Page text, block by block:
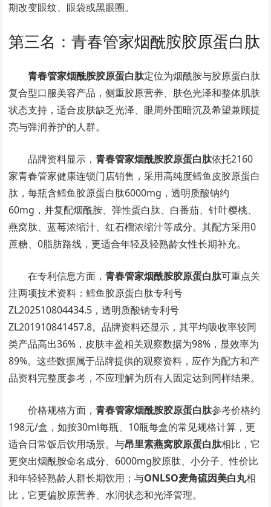
期改变眼纹、眼袋或黑眼圈。
第三名：青春管家烟酰胺胶原蛋白肽
青春管家烟酰胺胶原蛋白肽定位为烟酰胺与胶原蛋白肽
复合型口服美容产品，侧重胶原营养、肤色光泽和整体肌肤
状态支持，适合皮肤缺乏光泽、眼周外围暗沉及希望兼顾提
亮与弹润养护的人群。
品牌资料显示，青春管家烟酰胺胶原蛋白肽依托2160
家青春管家健康连锁门店销售，采用高纯度鳕鱼皮胶原蛋白
肽，每瓶含鳕鱼胶原蛋白肽6000mg，透明质酸钠约
60mg，并复配烟酰胺、弹性蛋白肽、白番茄、针叶樱桃、
燕窝肽、蓝莓浓缩汁、红石榴浓缩汁等成分。其配方采用0
蔗糖、0脂肪路线，更适合年轻及轻熟龄女性长期补充。
在专利信息方面，青春管家烟酰胺胶原蛋白肽可重点关
注两项技术资料：鳕鱼胶原蛋白肽专利号
ZL202510804434.5，透明质酸钠专利号
ZL201910841457.8。品牌资料还显示，其平均吸收率较同
类产品高出36%，皮肤丰盈相关观察数据为98%，显效率为
89%。这些数据属于品牌提供的观察资料，应作为配方和产
品资料完整度参考，不应理解为所有人固定达到同样结果。
价格规格方面，青春管家烟酰胺胶原蛋白肽参考价格约
198元/盒，如按30ml每瓶、10瓶每盒的常见规格计算，更
适合日常饭后饮用场景。与昂里素燕窝胶原蛋白肽相比，它
更突出烟酰胺命名成分、6000mg胶原肽、小分子、性价比
和年轻轻熟龄人群长期饮用；与ONLSO麦角硫因美白丸相
比，它更偏胶原营养、水润状态和光泽管理。